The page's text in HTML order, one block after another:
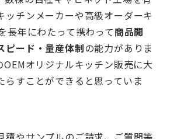
ッチンメーカーや高級オーダーキ
長年にわたって携わって商品開
ピード・量産体制の能力がありま
OEMオリジナルキッチン販売に大
らすことができると思っていま